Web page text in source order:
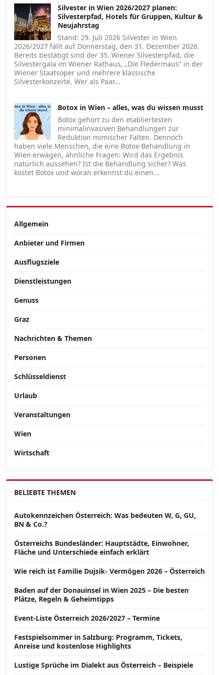
Silvester in Wien 2026/2027 planen:
Silvesterpfad, Hotels für Gruppen, Kultur &
Neujahrstag
Stand: 29. Juli 2026 Silvester in Wien
2026/2027 fällt auf Donnerstag, den 31. Dezember 2026.
Bereits bestätigt sind der 35. Wiener Silvesterpfad, die
Silvestergala im Wiener Rathaus, „Die Fledermaus“ in der
Wiener Staatsoper und mehrere klassische
Silvesterkonzerte. Wer als Paar...
Botox in Wien – alles, was du wissen musst
Botox gehört zu den etabliertesten
minimalinvasiven Behandlungen zur
Reduktion mimischer Falten. Dennoch
haben viele Menschen, die eine Botox-Behandlung in
Wien erwägen, ähnliche Fragen: Wird das Ergebnis
natürlich aussehen? Ist die Behandlung sicher? Was
kostet Botox und woran erkennst du einen...
Allgemein
Anbieter und Firmen
Ausflugsziele
Dienstleistungen
Genuss
Graz
Nachrichten & Themen
Personen
Schlüsseldienst
Urlaub
Veranstaltungen
Wien
Wirtschaft
BELIEBTE THEMEN
Autokennzeichen Österreich: Was bedeuten W, G, GU,
BN & Co.?
Österreichs Bundesländer: Hauptstädte, Einwohner,
Fläche und Unterschiede einfach erklärt
Wie reich ist Familie Dujsik- Vermögen 2026 – Österreich
Baden auf der Donauinsel in Wien 2025 – Die besten
Plätze, Regeln & Geheimtipps
Event-Liste Österreich 2026/2027 – Termine
Festspielsommer in Salzburg: Programm, Tickets,
Anreise und kostenlose Highlights
Lustige Sprüche im Dialekt aus Österreich – Beispiele